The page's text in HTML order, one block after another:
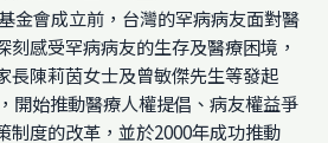
金會成立前，台灣的罕病病友面對醫
刻感受罕病病友的生存及醫療困境，
長陳莉茵女士及曾敏傑先生等發起
開始推動醫療人權提倡、病友權益爭
制度的改革，並於2000年成功推動